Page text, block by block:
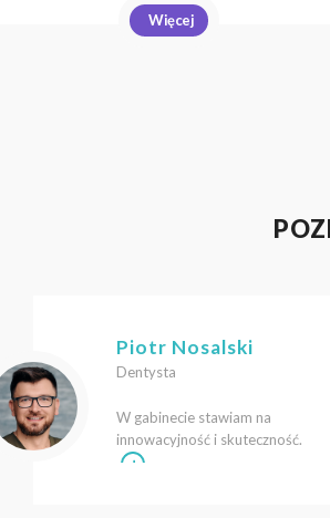
Więcej
Piotr Nosalski
Dentysta
W gabinecie stawiam na
innowacyjność i skuteczność.